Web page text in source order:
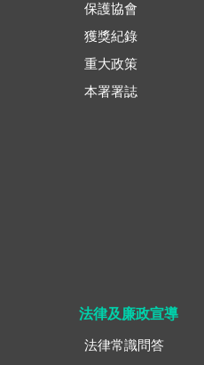
保護協會
獲獎紀錄
重大政策
本署署誌
法律及廉政宣導
法律常識問答